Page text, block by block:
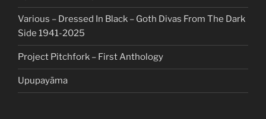
Various – Dressed In Black – Goth Divas From The Dark
Side 1941-2025
Project Pitchfork – First Anthology
Upupayāma